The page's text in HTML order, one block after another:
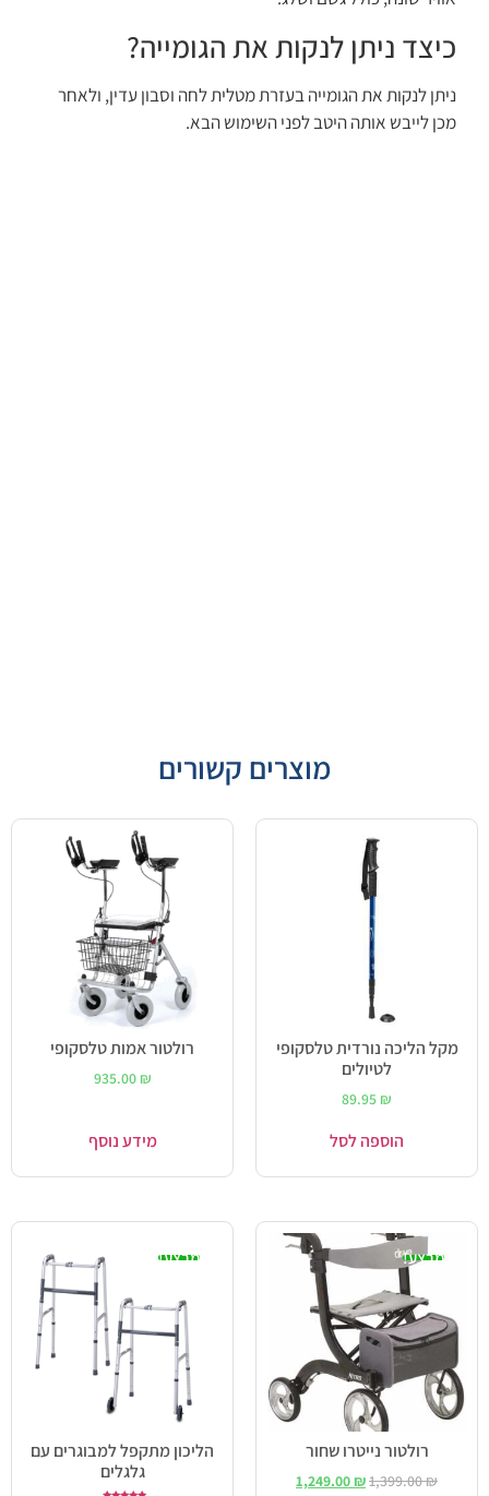
כיצד ניתן לנקות את הגומייה?
ניתן לנקות את הגומייה בעזרת מטלית לחה וסבון עדין, ולאחר
מכן לייבש אותה היטב לפני השימוש הבא.
מוצרים קשורים
מקל הליכה נורדית טלסקופי
לטיולים
89.95 ₪
הוספה לסל
רולטור אמות טלסקופי
935.00 ₪
מידע נוסף
מבצע!
רולטור נייטרו שחור
1,399.00₪
1,249.00₪
מבצע!
הליכון מתקפל למבוגרים עם
גלגלים